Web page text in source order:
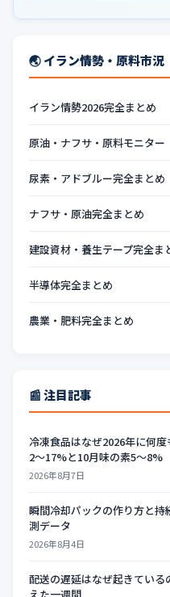
🌏 イラン情勢・原料市況
イラン情勢2026完全まとめ
原油・ナフサ・原料モニター
尿素・アドブルー完全まとめ
ナフサ・原油完全まとめ
建設資材・養生テープ完全ま
半導体完全まとめ
農業・肥料完全まとめ
📰 注目記事
冷凍食品はなぜ2026年に何
2〜17%と10月味の素5〜8%
2026年8月7日
瞬間冷却パックの作り方と
測データ
2026年8月4日
配送の遅延はなぜ起きてい
えた一週間